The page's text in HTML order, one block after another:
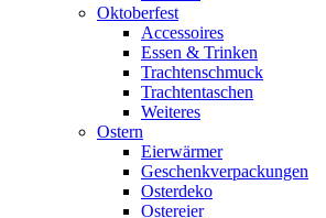
Oktoberfest
Accessoires
Essen & Trinken
Trachtenschmuck
Trachtentaschen
Weiteres
Ostern
Eierwärmer
Geschenkverpackungen
Osterdeko
Ostereier